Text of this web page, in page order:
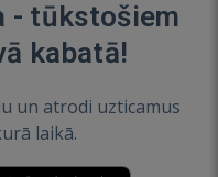
- tūkstošiem
kabatā!
un atrodi uzticamus
laikā.